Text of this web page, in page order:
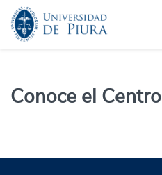
Conoce el Centro